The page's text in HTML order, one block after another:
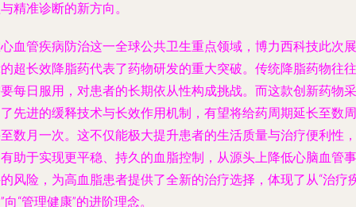
精准诊断的新方向。
血管疾病防治这一全球公共卫生重点领域，博力西科技此次展
超长效降脂药代表了药物研发的重大突破。传统降脂药物往往
每日服用，对患者的长期依从性构成挑战。而这款创新药物采
先进的缓释技术与长效作用机制，有望将给药周期延长至数周
数月一次。这不仅能极大提升患者的生活质量与治疗便利性，
助于实现更平稳、持久的血脂控制，从源头上降低心脑血管事
风险，为高血脂患者提供了全新的治疗选择，体现了从“治疗
向“管理健康”的进阶理念。